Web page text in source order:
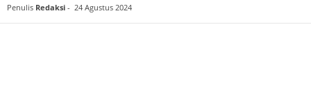
Penulis Redaksi - 24 Agustus 2024